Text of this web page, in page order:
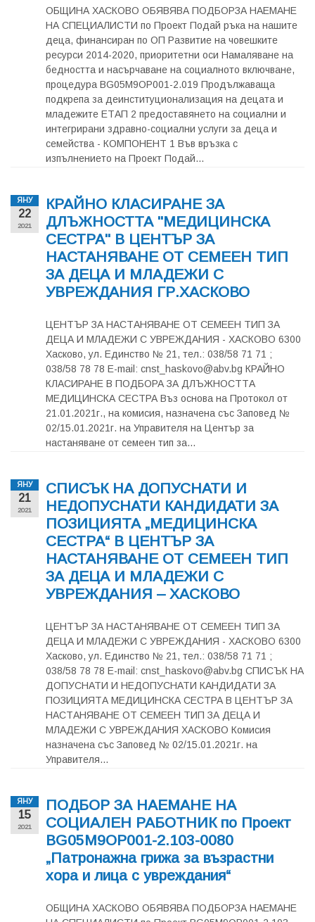
ОБЩИНА ХАСКОВО ОБЯВЯВА ПОДБОРЗА НАЕМАНЕ
НА СПЕЦИАЛИСТИ по Проект Подай ръка на нашите
деца, финансиран по ОП Развитие на човешките
ресурси 2014-2020, приоритетни оси Намаляване на
бедността и насърчаване на социалното включване,
процедура BG05M9OP001-2.019 Продължаваща
подкрепа за деинституционализация на децата и
младежите ЕТАП 2 предоставянето на социални и
интегрирани здравно-социални услуги за деца и
семейства - КОМПОНЕНТ 1 Във връзка с
изпълнението на Проект Подай...
ЯНУ
22
2021
КРАЙНО КЛАСИРАНЕ ЗА
ДЛЪЖНОСТТА "МЕДИЦИНСКА
СЕСТРА" В ЦЕНТЪР ЗА
НАСТАНЯВАНЕ ОТ СЕМЕЕН ТИП
ЗА ДЕЦА И МЛАДЕЖИ С
УВРЕЖДАНИЯ ГР.ХАСКОВО
ЦЕНТЪР ЗА НАСТАНЯВАНЕ ОТ СЕМЕЕН ТИП ЗА
ДЕЦА И МЛАДЕЖИ С УВРЕЖДАНИЯ - ХАСКОВО 6300
Хасково, ул. Единство № 21, тел.: 038/58 71 71 ;
038/58 78 78 E-mail: cnst_haskovo@abv.bg КРАЙНО
КЛАСИРАНЕ В ПОДБОРА ЗА ДЛЪЖНОСТТА
МЕДИЦИНСКА СЕСТРА Въз основа на Протокол от
21.01.2021г., на комисия, назначена със Заповед №
02/15.01.2021г. на Управителя на Център за
настаняване от семеен тип за...
ЯНУ
21
2021
СПИСЪК НА ДОПУСНАТИ И
НЕДОПУСНАТИ КАНДИДАТИ ЗА
ПОЗИЦИЯТА „МЕДИЦИНСКА
СЕСТРА“ В ЦЕНТЪР ЗА
НАСТАНЯВАНЕ ОТ СЕМЕЕН ТИП
ЗА ДЕЦА И МЛАДЕЖИ С
УВРЕЖДАНИЯ – ХАСКОВО
ЦЕНТЪР ЗА НАСТАНЯВАНЕ ОТ СЕМЕЕН ТИП ЗА
ДЕЦА И МЛАДЕЖИ С УВРЕЖДАНИЯ - ХАСКОВО 6300
Хасково, ул. Единство № 21, тел.: 038/58 71 71 ;
038/58 78 78 E-mail: cnst_haskovo@abv.bg СПИСЪК НА
ДОПУСНАТИ И НЕДОПУСНАТИ КАНДИДАТИ ЗА
ПОЗИЦИЯТА МЕДИЦИНСКА СЕСТРА В ЦЕНТЪР ЗА
НАСТАНЯВАНЕ ОТ СЕМЕЕН ТИП ЗА ДЕЦА И
МЛАДЕЖИ С УВРЕЖДАНИЯ ХАСКОВО Комисия
назначена със Заповед № 02/15.01.2021г. на
Управителя...
ЯНУ
15
2021
ПОДБОР ЗА НАЕМАНЕ НА
СОЦИАЛЕН РАБОТНИК по Проект
BG05M9OP001-2.103-0080
„Патронажна грижа за възрастни
хора и лица с увреждания“
ОБЩИНА ХАСКОВО ОБЯВЯВА ПОДБОРЗА НАЕМАНЕ